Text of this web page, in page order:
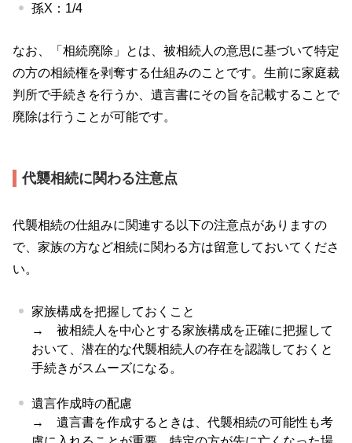
孫X ： 1/4
なお、「相続廃除」とは、被相続人の意思に基づいて特定
の方の相続権を剥奪する仕組みのことです。生前に家庭裁
判所で手続きを行うか、遺言書にその旨を記載することで
廃除は行うことが可能です。
代襲相続に関わる注意点
代襲相続の仕組みに関連する以下の注意点がありますの
で、家族の方など相続に関わる方は留意しておいてくださ
い。
家族構成を把握しておくこと
→ 被相続人を中心とする家族構成を正確に把握して
おいて、潜在的な代襲相続人の存在を認識しておくと
手続きがスムーズになる。
遺言作成時の配慮
→ 遺言書を作成するときは、代襲相続の可能性も考